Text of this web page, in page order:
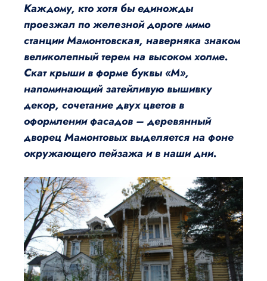
Каждому, кто хотя бы единожды
проезжал по железной дороге мимо
станции Мамонтовская, наверняка знаком
великолепный терем на высоком холме.
Скат крыши в форме буквы «М»,
напоминающий затейливую вышивку
декор, сочетание двух цветов в
оформлении фасадов – деревянный
дворец Мамонтовых выделяется на фоне
окружающего пейзажа и в наши дни.